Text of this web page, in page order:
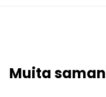
Muita